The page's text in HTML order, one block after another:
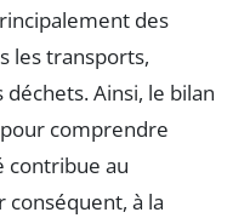
des
les transports,
Ainsi, le bilan
comprendre
contribue au
conséquent, à la